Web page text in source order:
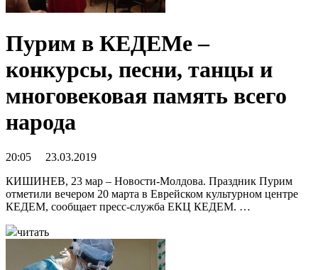
Пурим в КЕДЕМе –
конкурсы, песни, танцы и
многовековая память всего
народа
20:05 23.03.2019
КИШИНЕВ, 23 мар – Новости-Молдова. Праздник Пурим
отметили вечером 20 марта в Еврейском культурном центре
КЕДЕМ, сообщает пресс-служба ЕКЦ КЕДЕМ. …
читать